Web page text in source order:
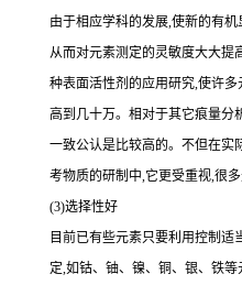
由于相应学科的发展,使新的有
从而对元素测定的灵敏度大大提
种表面活性剂的应用研究,使许
高到几十万。相对于其它痕量分
一致公认是比较高的。不但在实
考物质的研制中,它更受重视,很
(3)选择性好
目前已有些元素只要利用控制适
定,如钴、铀、镍、铜、银、铁等